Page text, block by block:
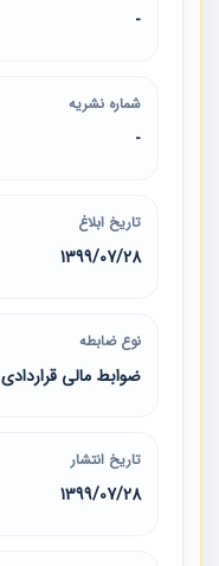
-
شماره نشریه
-
تاریخ ابلاغ
1399/07/28
نوع ضابطه
ضوابط مالی قراردادی
تاریخ انتشار
1399/07/28